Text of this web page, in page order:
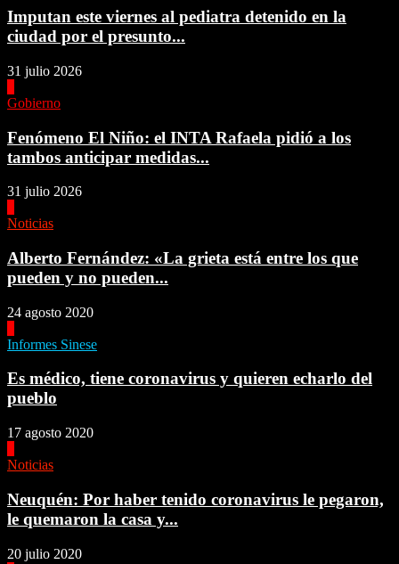
Imputan este viernes al pediatra detenido en la
ciudad por el presunto...
31 julio 2026
Gobierno
Fenómeno El Niño: el INTA Rafaela pidió a los
tambos anticipar medidas...
31 julio 2026
Noticias
Alberto Fernández: «La grieta está entre los que
pueden y no pueden...
24 agosto 2020
Informes Sinese
Es médico, tiene coronavirus y quieren echarlo del
pueblo
17 agosto 2020
Noticias
Neuquén: Por haber tenido coronavirus le pegaron,
le quemaron la casa y...
20 julio 2020